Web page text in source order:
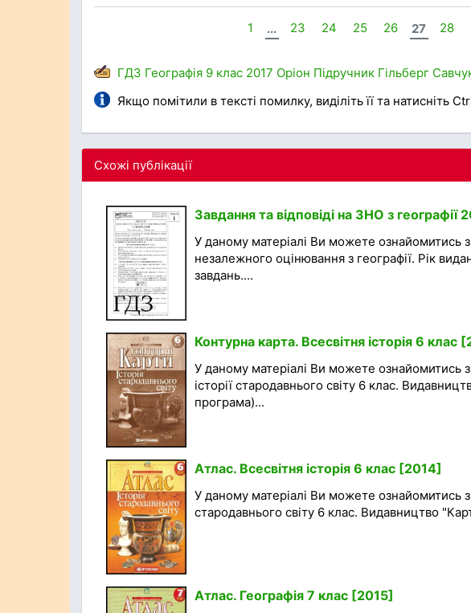
1 ... 23 24 25 26 27 28
ГДЗ Географія 9 клас 2017 Оріон Підручник Гільберг
Якщо помітили в тексті помилку, виділіть її та натисніть
Схожі публікації
Завдання та відповіді на ЗНО з географії
У даному матеріалі Ви можете ознайомитись
незалежного оцінювання з географії. Рік
завдань....
Контурна карта. Всесвітня історія 6 клас
У даному матеріалі Ви можете ознайомитись з
історії стародавнього світу 6 клас.
програма)...
Атлас. Всесвітня історія 6 клас [2014]
У даному матеріалі Ви можете ознайомитись з
стародавнього світу 6 клас. Видавництво
Атлас. Географія 7 клас [2015]